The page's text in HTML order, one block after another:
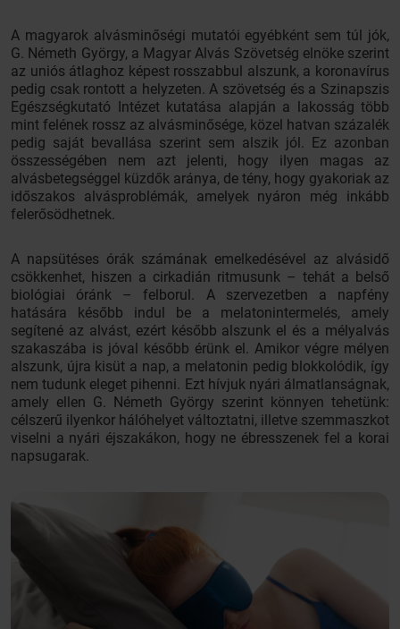
A magyarok alvásminőségi mutatói egyébként sem túl jók,
G. Németh György, a Magyar Alvás Szövetség elnöke szerint
az uniós átlaghoz képest rosszabbul alszunk, a koronavírus
pedig csak rontott a helyzeten. A szövetség és a Szinapszis
Egészségkutató Intézet kutatása alapján a lakosság több
mint felének rossz az alvásminősége, közel hatvan százalék
pedig saját bevallása szerint sem alszik jól. Ez azonban
összességében nem azt jelenti, hogy ilyen magas az
alvásbetegséggel küzdők aránya, de tény, hogy gyakoriak az
időszakos alvásproblémák, amelyek nyáron még inkább
felerősödhetnek.
A napsütéses órák számának emelkedésével az alvásidő
csökkenhet, hiszen a cirkadián ritmusunk – tehát a belső
biológiai óránk – felborul. A szervezetben a napfény
hatására később indul be a melatonintermelés, amely
segítené az alvást, ezért később alszunk el és a mélyalvás
szakaszába is jóval később érünk el. Amikor végre mélyen
alszunk, újra kisüt a nap, a melatonin pedig blokkolódik, így
nem tudunk eleget pihenni. Ezt hívjuk nyári álmatlanságnak,
amely ellen G. Németh György szerint könnyen tehetünk:
célszerű ilyenkor hálóhelyet változtatni, illetve szemmaszkot
viselni a nyári éjszakákon, hogy ne ébresszenek fel a korai
napsugarak.